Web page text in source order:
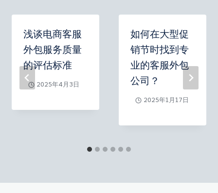
浅谈电商客服
外包服务质量
的评估标准
2025年4月3日
如何在大型促
销节时找到专
业的客服外包
公司？
2025年1月17日